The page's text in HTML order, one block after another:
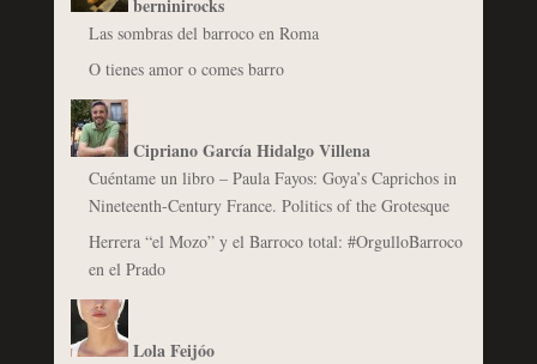
Las sombras del barroco en Roma
O tienes amor o comes barro
Cipriano García Hidalgo Villena
Cuéntame un libro – Paula Fayos: Goya’s Caprichos in
Nineteenth-Century France. Politics of the Grotesque
Herrera “el Mozo” y el Barroco total: #OrgulloBarroco
en el Prado
Lola Feijóo